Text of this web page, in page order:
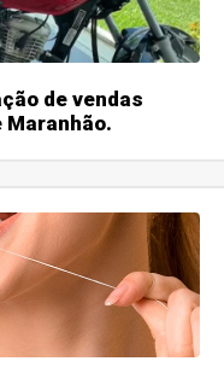
de vendas
Maranhão.